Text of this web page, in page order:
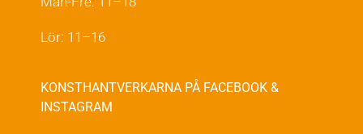
Lör: 11–16
KONSTHANTVERKARNA PÅ FACEBOOK &
INSTAGRAM